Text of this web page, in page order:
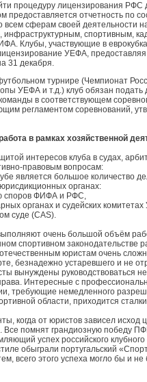
процедуру лицензирования РФС
предоставляется отчетность по
всем сферам своей деятельности
инфраструктурным, спортивным,
Клубы, участвующие в
УЕФА,
31 декабря.
турнире (Чемпионат
УЕФА и т.д.) клуб обязан подать
в соответствующем
регламентом соревнований,
в рамках хозяйственной
интересов клуба в судах,
правовым вопросам:
является большое количество
органах:
споров ФИФА и РФС,
органах и судейских
суде (CAS).
очень большой объём
спортивном законодательстве
юристам очень
безнадежно устаревшего и не
вынуждены руководствоваться
Интересные с
требующие немедленного
области, приходится
когда от юристов зависел исход
Все помнят грандиозную победу
успех российского
обыграли португальский
всего этого успеха могло бы и